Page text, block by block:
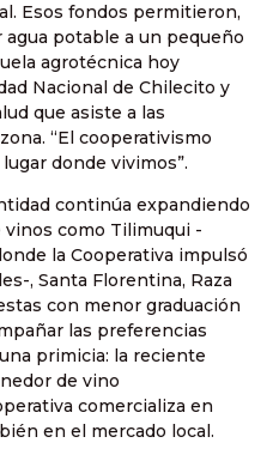
Esos fondos permitieron,
potable a un pequeño
agrotécnica hoy
Nacional de Chilecito y
que asiste a las
“El cooperativismo
donde vivimos”.
continúa expandiendo
como Tilimuqui -
la Cooperativa impulsó
, Santa Florentina, Raza
con menor graduación
las preferencias
primicia: la reciente
de vino
comercializa en
en el mercado local.